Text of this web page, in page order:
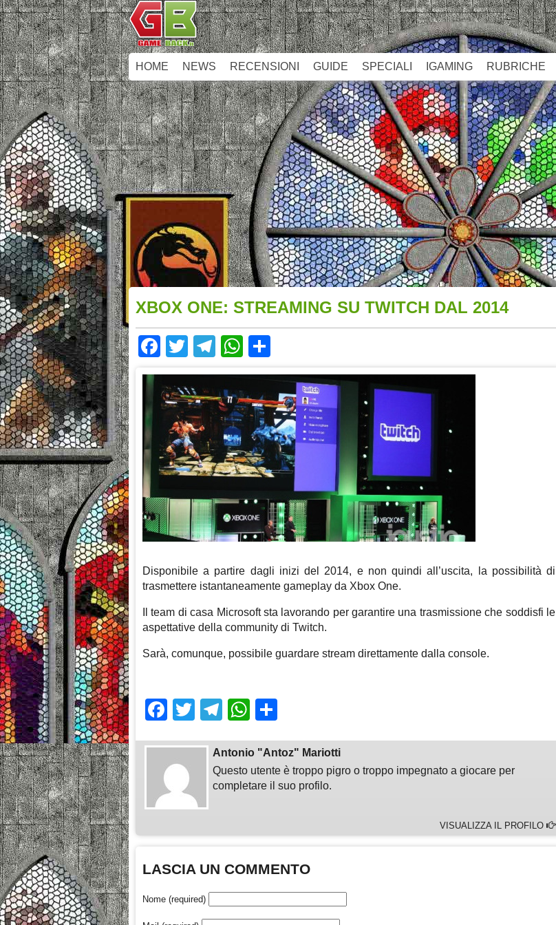
HOME NEWS RECENSIONI GUIDE SPECIALI IGAMING RUBRICHE
XBOX ONE: STREAMING SU TWITCH DAL 2014
Facebook
TwitterTelegram
WhatsApp
Disponibile a partire dagli inizi del 2014, e non quindi all’uscita, la possibilità di
trasmettere istantaneamente gameplay da Xbox One.
Il team di casa Microsoft sta lavorando per garantire una trasmissione che soddisfi le
aspettative della community di Twitch.
Sarà, comunque, possibile guardare stream direttamente dalla console.
Facebook
TwitterTelegram
WhatsApp
Antonio "Antoz" Mariotti
Questo utente è troppo pigro o troppo impegnato a giocare per
completare il suo profilo.
VISUALIZZA IL PROFILO
LASCIA UN COMMENTO
Nome (required)